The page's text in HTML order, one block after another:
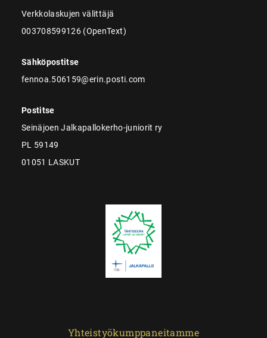
Verkkolaskujen välittäjä
003708599126 (OpenText)
Sähköpostitse
fennoa.506159@erin.posti.com
Postitse
Seinäjoen Jalkapallokerho-juniorit ry
PL 59149
01051 LASKUT
Yhteistyökumppaneitamme